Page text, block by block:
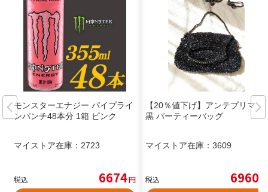
モンスターエナジー パイプライ
ンパンチ48本分 1箱 ピンク
マイストア在庫： 2723
税込 6674円
【20％値下げ】アンテプリマ
黒 パーティーバッグ
マイストア在庫： 3609
税込 6960